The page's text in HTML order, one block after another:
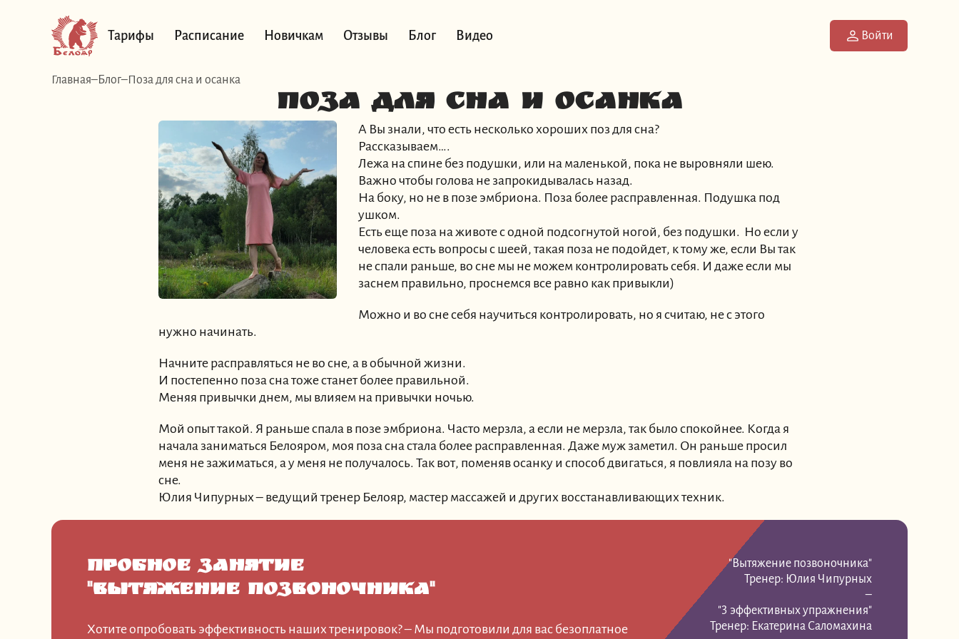
Тарифы Расписание Новичкам Отзывы Блог Видео Войти
Главная Блог Поза для сна и осанка
Поза для сна и осанка
А Вы знали, что есть несколько хороших поз для сна?
Рассказываем….
Лежа на спине без подушки, или на маленькой, пока не выровняли шею.
Важно чтобы голова не запрокидывалась назад.
На боку, но не в позе эмбриона. Поза более расправленная. Подушка под
ушком.
Есть еще поза на животе с одной подсогнутой ногой, без подушки. Но если у
человека есть вопросы с шеей, такая поза не подойдет, к тому же, если Вы так
не спали раньше, во сне мы не можем контролировать себя. И даже если мы
заснем правильно, проснемся все равно как привыкли)
Можно и во сне себя научиться контролировать, но я считаю, не с этого
нужно начинать.
Начните расправляться не во сне, а в обычной жизни.
И постепенно поза сна тоже станет более правильной.
Меняя привычки днем, мы влияем на привычки ночью.
Мой опыт такой. Я раньше спала в позе эмбриона. Часто мерзла, а если не мерзла, так было спокойнее. Когда я
начала заниматься Белояром, моя поза сна стала более расправленная. Даже муж заметил. Он раньше просил
меня не зажиматься, а у меня не получалось. Так вот, поменяв осанку и способ двигаться, я повлияла на позу во
сне.
Юлия Чипурных – ведущий тренер Белояр, мастер массажей и других восстанавливающих техник.
Пробное занятие
"Вытяжение позвоночника"
Хотите опробовать эффективность наших тренировок? – Мы подготовили для вас безоплатное
"Вытяжение позвоночника"
Тренер: Юлия Чипурных
–
"3 эффективных упражнения"
Тренер: Екатерина Саломахина